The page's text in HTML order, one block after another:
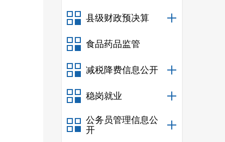
县级财政预决算
食品药品监管
减税降费信息公开
稳岗就业
公务员管理信息公
开